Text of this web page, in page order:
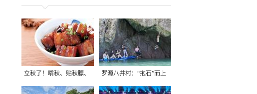
立秋了！啃秋、贴秋膘、
晒秋，福建人这样过才够
罗源八井村：“抱石”而上